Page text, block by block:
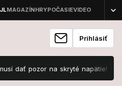
Prihlásiť
pozor na skryté napätie!